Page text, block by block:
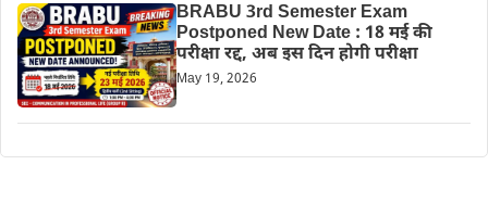
BRABU 3rd Semester Exam
Postponed New Date : 18 मई की
परीक्षा रद्द, अब इस दिन होगी परीक्षा
May 19, 2026